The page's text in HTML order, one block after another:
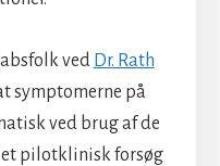
ved Dr. Rath
symptomerne på
ved brug af de
pilotklinisk forsøg